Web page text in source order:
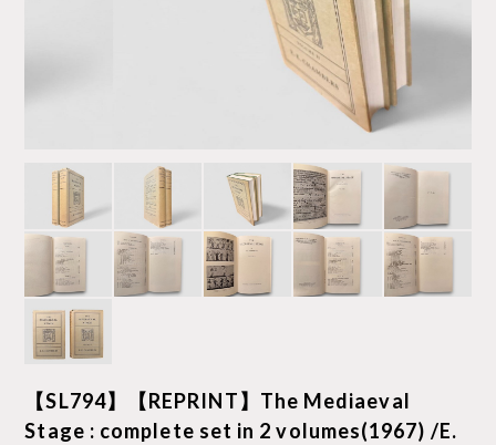
【SL794】【REPRINT】The Mediaeval
Stage : complete set in 2 volumes(1967) /E.